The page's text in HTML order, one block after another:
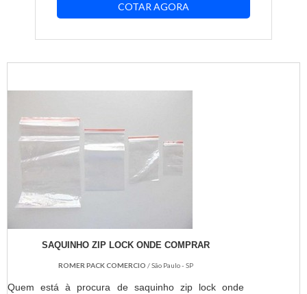
COTAR AGORA
SAQUINHO ZIP LOCK ONDE COMPRAR
ROMER PACK COMERCIO/ São Paulo - SP
Quem está à procura de saquinho zip lock onde